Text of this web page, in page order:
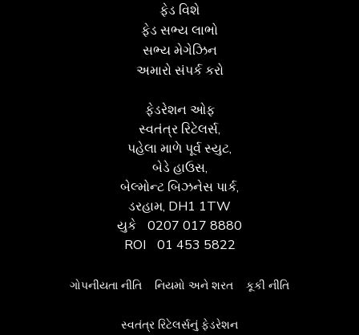
ફેડ વિશે
ફેડ સભ્ય લાભો
સભ્ય મેગેઝિન
અમારો સંપર્ક કરો
ફેડરેશન ઓફ
સ્વતંત્ર રિટેલર્સ,
પહેલા માળે પૂર્વ સ્યુટ,
બેડે હાઉસ,
બેલ્મોન્ટ બિઝનેસ પાર્ક,
ડરહામ, DH1 1TW
યુકે
0207 017 8880
ROI
01 453 5822
ગોપનીયતા નીતિ નિયમો અને શરત કૂકી નીતિ
સ્વતંત્ર રિટેલર્સનું ફેડરેશન